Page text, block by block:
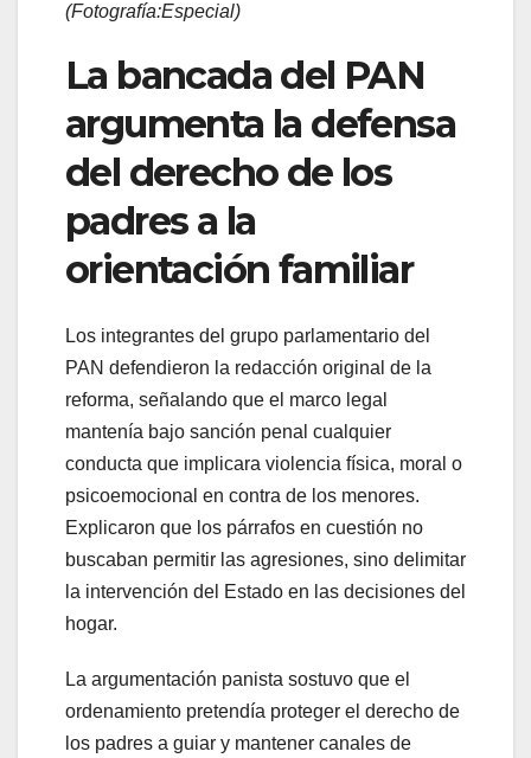
(Fotografía:Especial)
La bancada del PAN
argumenta la defensa
del derecho de los
padres a la
orientación familiar
Los integrantes del grupo parlamentario del
PAN defendieron la redacción original de la
reforma, señalando que el marco legal
mantenía bajo sanción penal cualquier
conducta que implicara violencia física, moral o
psicoemocional en contra de los menores.
Explicaron que los párrafos en cuestión no
buscaban permitir las agresiones, sino delimitar
la intervención del Estado en las decisiones del
hogar.
La argumentación panista sostuvo que el
ordenamiento pretendía proteger el derecho de
los padres a guiar y mantener canales de